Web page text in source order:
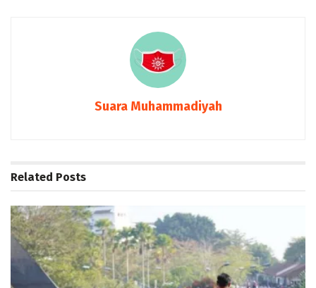
Suara Muhammadiyah
Related Posts